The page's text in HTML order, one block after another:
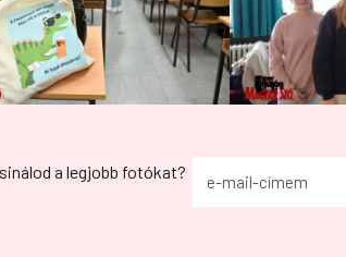
a legjobb fotókat?